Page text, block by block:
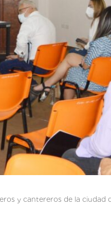
y cantereros de la ciudad